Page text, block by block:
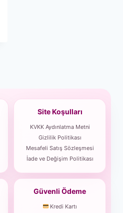
Site Koşulları
KVKK Aydınlatma Metni
Gizlilik Politikası
Mesafeli Satış Sözleşmesi
İade ve Değişim Politikası
Güvenli Ödeme
Kredi Kartı